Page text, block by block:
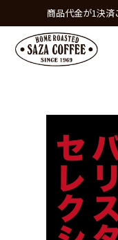
商品代金が1決